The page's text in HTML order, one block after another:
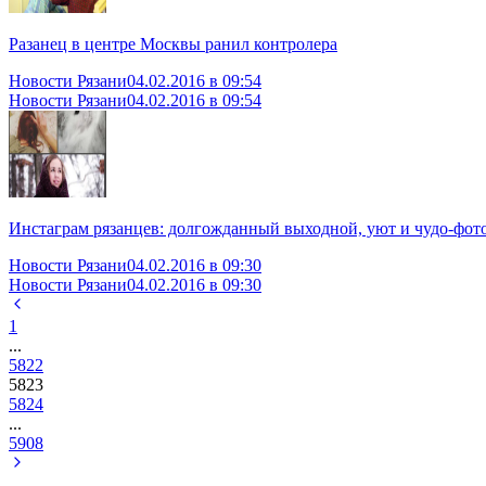
Разанец в центре Москвы ранил контролера
Новости Рязани04.02.2016 в 09:54
Новости Рязани04.02.2016 в 09:54
Инстаграм рязанцев: долгожданный выходной, уют и чудо-
Новости Рязани04.02.2016 в 09:30
Новости Рязани04.02.2016 в 09:30
1
...
5822
5823
5824
...
5908